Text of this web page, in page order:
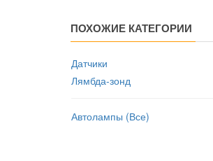
ПОХОЖИЕ КАТЕГОРИИ
Датчики
Лямбда-зонд
Автолампы (Все)